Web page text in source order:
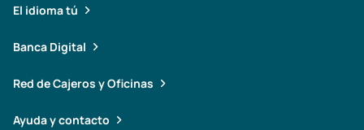
El idioma tú
Banca Digital
Red de Cajeros y Oficinas
Ayuda y contacto